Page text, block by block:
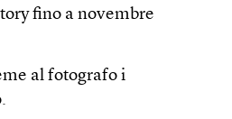
fino a novembre
al fotografo i